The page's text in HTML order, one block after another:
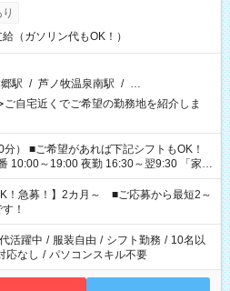
（ガソリン代もOK！）
駅 / 芦ノ牧温泉南駅 / …
自宅近くでご希望の勤務地を紹介しま
トもOK！
～19:00 夜勤 16:30～翌9:30 「家族
「余裕を持って夕飯の準備がしたい」
くない」 など、ご希望を教えてください
勤務時間。 合計で週40時間を超える場
！急募！】2カ月～ ■ご応募から最短2～
！
活躍中 / 服装自由 / シフト勤務 / 10名以
応なし / パソコンスキル不要